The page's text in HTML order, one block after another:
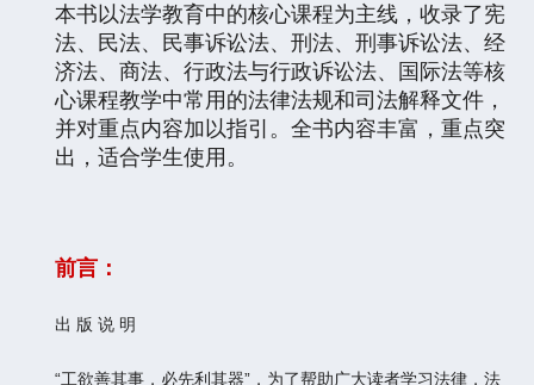
本书以法学教育中的核心课程为主线，收录了宪
法、民法、民事诉讼法、刑法、刑事诉讼法、经
济法、商法、行政法与行政诉讼法、国际法等核
心课程教学中常用的法律法规和司法解释文件，
并对重点内容加以指引。全书内容丰富，重点突
出，适合学生使用。
前言：
出 版 说 明
“工欲善其事，必先利其器”，为了帮助广大读者学习法律，法